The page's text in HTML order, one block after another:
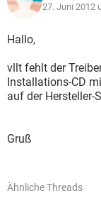
27. Juni 2012
Hallo,
vllt fehlt der
Installations-CD
auf der Hersteller-
Gruß
Ähnliche Threads